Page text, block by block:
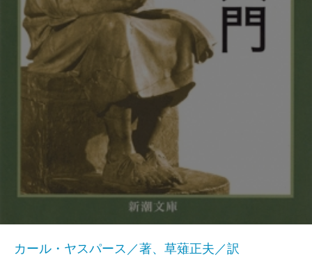
カール・ヤスパース／著、草薙正夫／訳